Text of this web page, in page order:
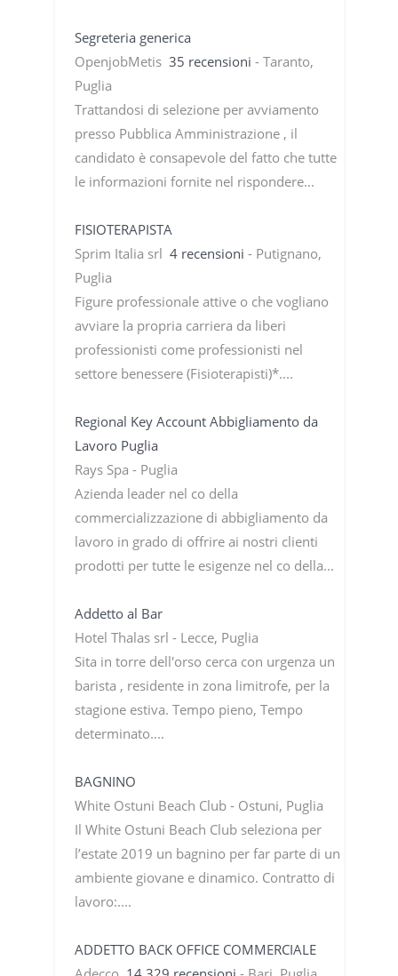
Segreteria generica
OpenjobMetis 35 recensioni - Taranto,
Puglia
Trattandosi di selezione per avviamento
presso Pubblica Amministrazione , il
candidato è consapevole del fatto che tutte
le informazioni fornite nel rispondere...
FISIOTERAPISTA
Sprim Italia srl 4 recensioni - Putignano,
Puglia
Figure professionale attive o che vogliano
avviare la propria carriera da liberi
professionisti come professionisti nel
settore benessere (Fisioterapisti)*....
Regional Key Account Abbigliamento da
Lavoro Puglia
Rays Spa - Puglia
Azienda leader nel co della
commercializzazione di abbigliamento da
lavoro in grado di offrire ai nostri clienti
prodotti per tutte le esigenze nel co della...
Addetto al Bar
Hotel Thalas srl - Lecce, Puglia
Sita in torre dell'orso cerca con urgenza un
barista , residente in zona limitrofe, per la
stagione estiva. Tempo pieno, Tempo
determinato....
BAGNINO
White Ostuni Beach Club - Ostuni, Puglia
Il White Ostuni Beach Club seleziona per
l’estate 2019 un bagnino per far parte di un
ambiente giovane e dinamico. Contratto di
lavoro:....
ADDETTO BACK OFFICE COMMERCIALE